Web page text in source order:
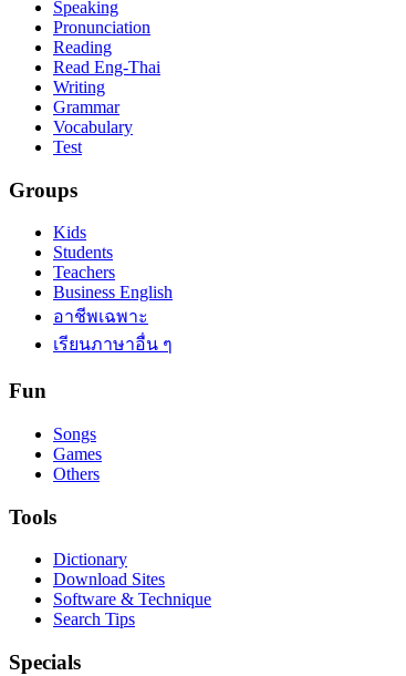
Speaking
Pronunciation
Reading
Read Eng-Thai
Writing
Grammar
Vocabulary
Test
Groups
Kids
Students
Teachers
Business English
อาชีพเฉพาะ
เรียนภาษาอื่น ๆ
Fun
Songs
Games
Others
Tools
Dictionary
Download Sites
Software & Technique
Search Tips
Specials